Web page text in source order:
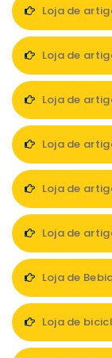
Loja de
Loja de
Loja de
Loja de
Loja de
Loja de
Loja de
Loja de